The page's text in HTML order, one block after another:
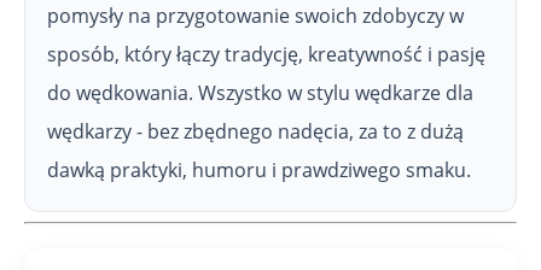
pomysły na przygotowanie swoich zdobyczy w
sposób, który łączy tradycję, kreatywność i pasję
do wędkowania. Wszystko w stylu wędkarze dla
wędkarzy - bez zbędnego nadęcia, za to z dużą
dawką praktyki, humoru i prawdziwego smaku.